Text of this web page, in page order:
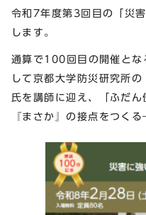
令和7年度第3回目の「災
します。
通算で100回目の開催とな
して京都大学防災研究
氏を講師に迎え、「ふだ
『まさか』の接点をつく